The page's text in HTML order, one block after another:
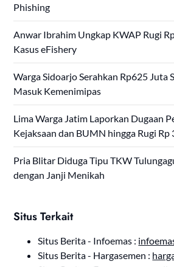
Phishing
Anwar Ibrahim Ungkap KWAP Rugi
Kasus eFishery
Warga Sidoarjo Serahkan Rp625 Juta
Masuk Kemenimipas
Lima Warga Jatim Laporkan Dugaan
Kejaksaan dan BUMN hingga Rugi Rp
Pria Blitar Diduga Tipu TKW
dengan Janji Menikah
Situs Terkait
Situs Berita - Infoemas :
Situs Berita - Hargasemen :